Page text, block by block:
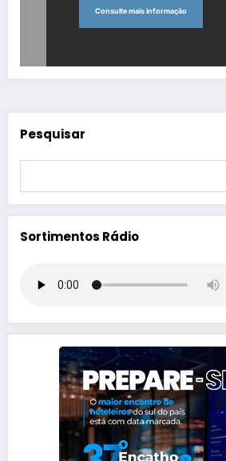
Consulte mais informação
Pesquisar
Sortimentos Rádio